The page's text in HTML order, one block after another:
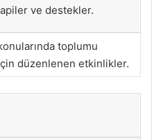
ve destekler.
toplumu
düzenlenen etkinlikler.